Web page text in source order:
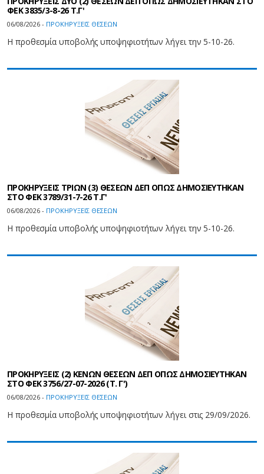
ΦEK 3835/3-8-26 Τ.Γ'
06/08/2026 - ΠΡΟΚΗΡΥΞΕΙΣ ΘΕΣΕΩΝ
Η προθεσμία υποβολής υποψηφιοτήτων λήγει την 5-10-26.
ΠΡΟΚΗΡΥΞΕΙΣ ΤΡΙΩΝ (3) ΘΕΣΕΩΝ ΔΕΠ ΟΠΩΣ ΔΗΜΟΣΙΕΥΤΗΚΑΝ
ΣΤΟ ΦEK 3789/31-7-26 Τ.Γ'
06/08/2026 - ΠΡΟΚΗΡΥΞΕΙΣ ΘΕΣΕΩΝ
Η προθεσμία υποβολής υποψηφιοτήτων λήγει την 5-10-26.
ΠΡΟΚΗΡΥΞΕΙΣ (2) ΚΕΝΩΝ ΘΕΣΕΩΝ ΔΕΠ ΟΠΩΣ ΔΗΜΟΣΙΕΥΤΗΚΑΝ
ΣΤΟ ΦEK 3756/27-07-2026 (Τ. Γ')
06/08/2026 - ΠΡΟΚΗΡΥΞΕΙΣ ΘΕΣΕΩΝ
Η προθεσμία υποβολής υποψηφιοτήτων λήγει στις 29/09/2026.